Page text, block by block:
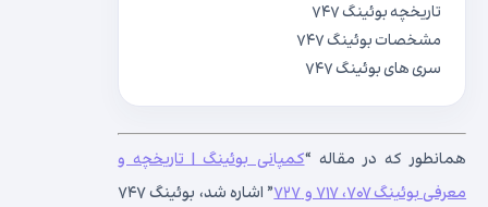
تاریخچه بوئینگ ۷۴۷
مشخصات بوئینگ ۷۴۷
سری های بوئینگ ۷۴۷
همانطور که در مقاله “کمپانی بوئینگ | تاریخچه و
معرفی بوئینگ ۷۰۷، ۷۱۷ و ۷۲۷
” اشاره شد، بوئینگ ۷۴۷